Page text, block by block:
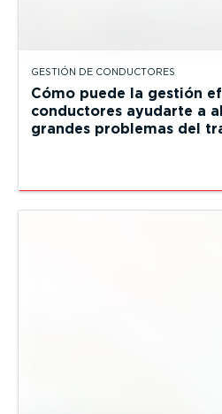
GESTIÓN DE CONDUCTORES
Cómo puede la gestión
conductores ayudarte a
grandes problemas del